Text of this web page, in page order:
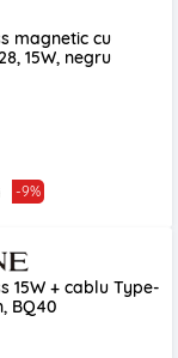
magnetic cu
15W, negru
-9%
15W + cablu Type-
BQ40